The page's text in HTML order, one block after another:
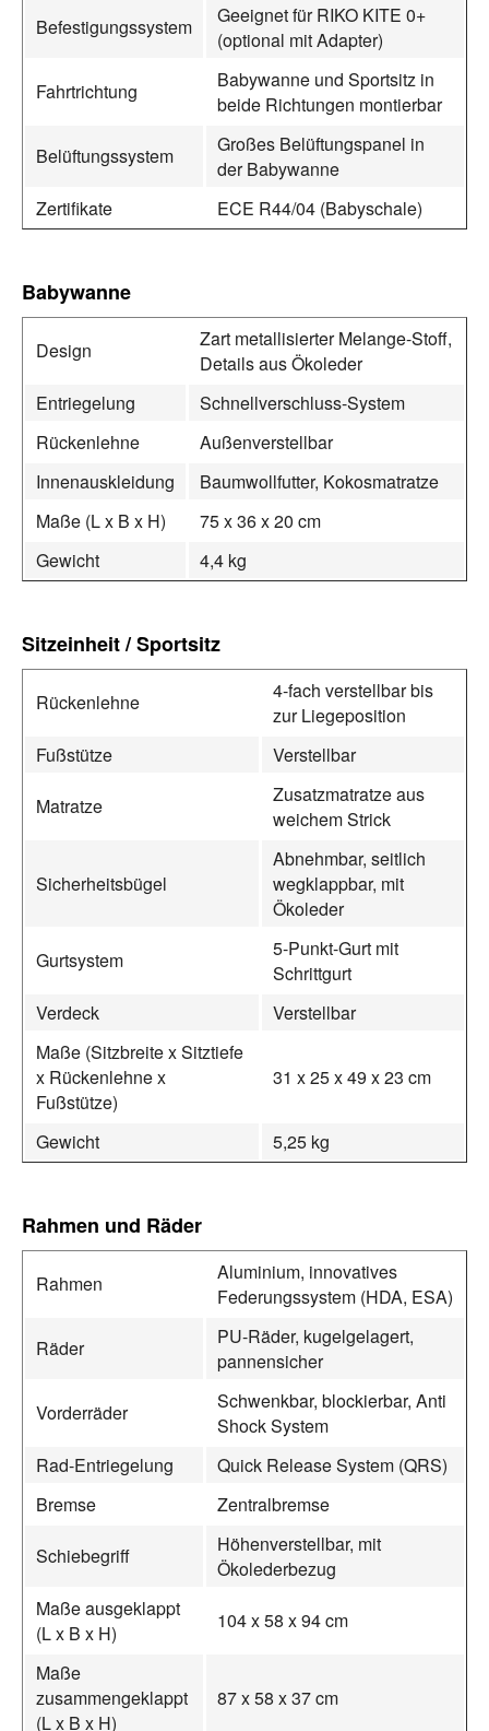
Befestigungssystem
Geeignet für RIKO KITE 0+
(optional mit Adapter)
Fahrtrichtung
Babywanne und Sportsitz in
beide Richtungen montierbar
Belüftungssystem
Großes Belüftungspanel in
der Babywanne
Zertifikate
ECE R44/04 (Babyschale)
Babywanne
Design
Zart metallisierter Melange-Stoff,
Details aus Ökoleder
Entriegelung
Schnellverschluss-System
Rückenlehne
Außenverstellbar
Innenauskleidung
Baumwollfutter, Kokosmatratze
Maße (L x B x H)
75 x 36 x 20 cm
Gewicht
4,4 kg
Sitzeinheit / Sportsitz
Rückenlehne
4-fach verstellbar bis
zur Liegeposition
Fußstütze
Verstellbar
Matratze
Zusatzmatratze aus
weichem Strick
Sicherheitsbügel
Abnehmbar, seitlich
wegklappbar, mit
Ökoleder
Gurtsystem
5-Punkt-Gurt mit
Schrittgurt
Verdeck
Verstellbar
Maße (Sitzbreite x Sitztiefe
x Rückenlehne x
Fußstütze)
31 x 25 x 49 x 23 cm
Gewicht 5,25 kg
Rahmen und Räder
Rahmen
Aluminium, innovatives
Federungssystem (HDA, ESA)
Räder
PU-Räder, kugelgelagert,
pannensicher
Vorderräder
Schwenkbar, blockierbar, Anti
Shock System
Rad-Entriegelung
Quick Release System (QRS)
Bremse
Zentralbremse
Schiebegriff
Höhenverstellbar, mit
Ökolederbezug
Maße ausgeklappt
(L x B x H)
104 x 58 x 94 cm
Maße
zusammengeklappt
(L x B x H)
87 x 58 x 37 cm